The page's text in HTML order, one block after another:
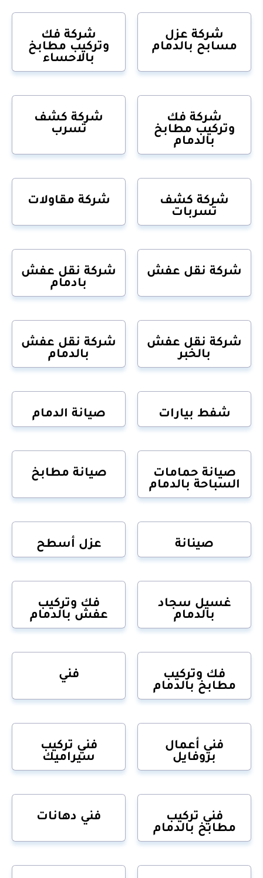
شركة عزل
مسابح بالدمام
شركة فك
وتركيب مطابخ
بالاحساء
شركة فك
وتركيب مطابخ
بالدمام
شركة كشف
تسرب
شركة كشف
تسربات
شركة مقاولات
شركة نقل عفش
شركة نقل عفش
بادمام
شركة نقل عفش
بالخبر
شركة نقل عفش
بالدمام
شفط بيارات صيانة الدمام
صيانة حمامات
السباحة بالدمام
صيانة مطابخ
صينانة عزل أسطح
غسيل سجاد
بالدمام
فك وتركيب
عفش بالدمام
فك وتركيب
مطابخ بالدمام
فني
فني أعمال
بروفايل
فني تركيب
سيراميك
فني تركيب
مطابخ بالدمام
فني دهانات